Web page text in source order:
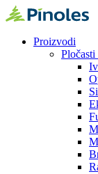
Proizvodi